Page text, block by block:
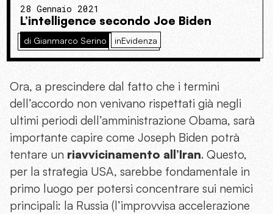
28 Gennaio 2021
L’intelligence secondo Joe Biden
di Gianmarco Serino inEvidenza
Ora, a prescindere dal fatto che i termini
dell’accordo non venivano rispettati già negli
ultimi periodi dell’amministrazione Obama, sarà
importante capire come Joseph Biden potrà
tentare un riavvicinamento all’Iran. Questo,
per la strategia USA, sarebbe fondamentale in
primo luogo per potersi concentrare sui nemici
principali: la Russia (l’improvvisa accelerazione